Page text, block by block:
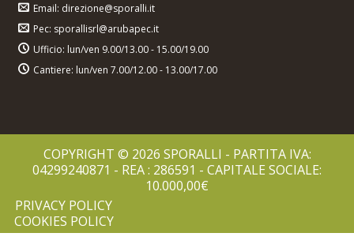
Email: direzione@sporalli.it
Pec: sporallisrl@arubapec.it
Ufficio: lun/ven 9.00/13.00 - 15.00/19.00
Cantiere: lun/ven 7.00/12.00 - 13.00/17.00
COPYRIGHT © 2026 SPORALLI - PARTITA IVA:
04299240871 - REA : 286591 - CAPITALE SOCIALE:
10.000,00€
PRIVACY POLICY
COOKIES POLICY